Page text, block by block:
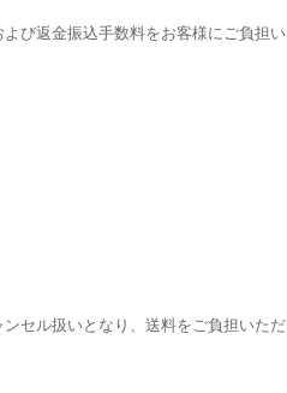
よび返金振込手数料をお客様にご負担い
セル扱いとなり、 送料をご負担いただ